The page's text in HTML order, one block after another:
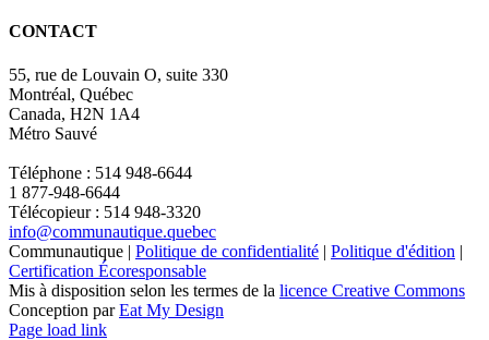
CONTACT
55, rue de Louvain O, suite 330
Montréal, Québec
Canada, H2N 1A4
Métro Sauvé
Téléphone : 514 948-6644
1 877-948-6644
Télécopieur : 514 948-3320
info@communautique.quebec
Communautique | Politique de confidentialité | Politique d'édition |
Certification Écoresponsable
Mis à disposition selon les termes de la licence Creative Commons
Conception parEat My Design
Facebook
YouTube
LinkedIn
Email
Page load link